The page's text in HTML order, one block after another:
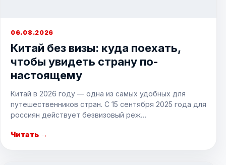
06.08.2026
Китай без визы: куда поехать,
чтобы увидеть страну по-
настоящему
Китай в 2026 году — одна из самых удобных для
путешественников стран. С 15 сентября 2025 года для
россиян действует безвизовый реж…
Читать →